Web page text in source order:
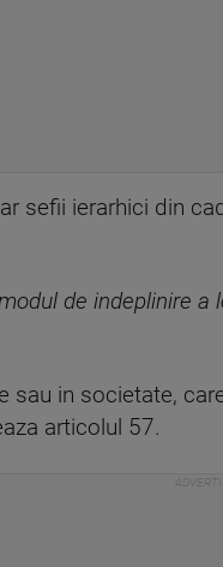
sefii ierarhici din
de indeplinire a
sau in societate,
articolul 57.